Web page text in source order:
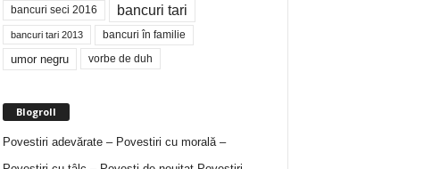
bancuri seci 2016 bancuri tari
bancuri tari 2013 bancuri în familie
umor negru vorbe de duh
Blogroll
Povestiri adevărate – Povestiri cu morală –